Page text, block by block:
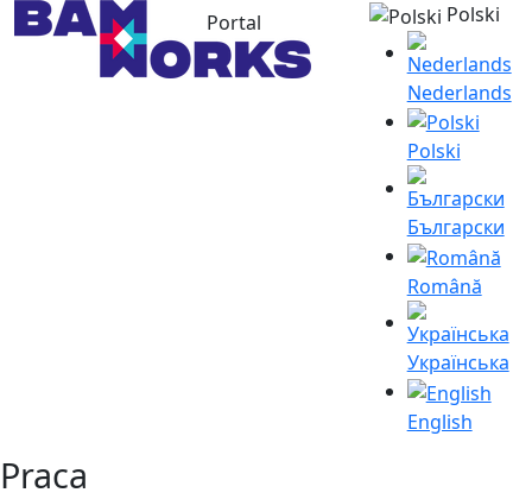
Portal Polski
Nederlands
Polski
Български
Română
Українська
English
Praca